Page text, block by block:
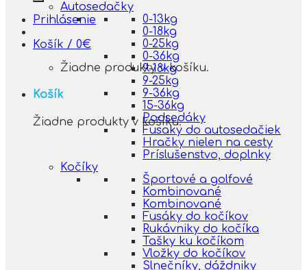
Prihlásenie
Košík / 0€
Žiadne produkty v košíku.
Košík
Žiadne produkty v košíku.
Autosedačky
0-13kg
0-18kg
0-25kg
0-36kg
9-18kg
9-25kg
9-36kg
15-36kg
Podsedáky
Fusaky do autosedačiek
Hračky nielen na cesty
Príslušenstvo, doplnky
Kočíky
Športové a golfové
Kombinované
Kombinované
Fusáky do kočíkov
Rukávniky do kočíka
Tašky ku kočíkom
Vložky do kočíkov
Slnečníky, dáždniky